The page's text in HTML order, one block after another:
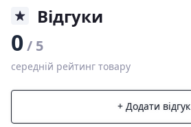
Відгуки
0/ 5
середній рейтинг товару
+ Додати відгук